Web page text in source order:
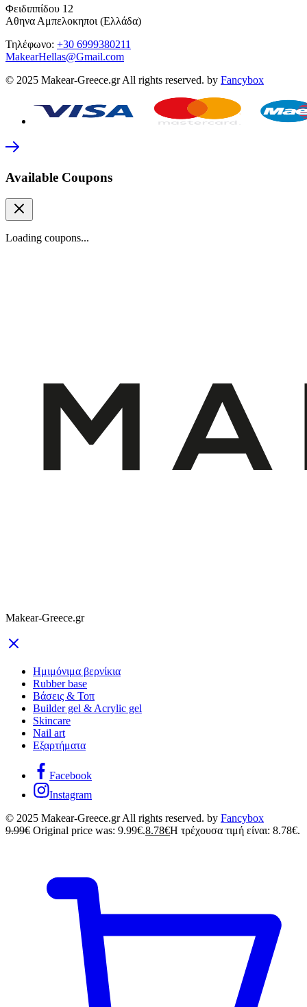
Φειδιππίδου 12
Αθηνα Αμπελοκηποι (Ελλάδα)
Τηλέφωνο: +30 6999380211
MakearHellas@Gmail.com
© 2025 Makear-Greece.gr All rights reserved. by Fancybox
Available Coupons
Loading coupons...
Makear-Greece.gr
Ημιμόνιμα βερνίκια
Rubber base
Βάσεις & Τοπ
Builder gel & Acrylic gel
Skincare
Nail art
Εξαρτήματα
Facebook
Instagram
© 2025 Makear-Greece.gr All rights reserved. by Fancybox
9.99€ Original price was: 9.99€.8.78€Η τρέχουσα τιμή είναι: 8.78€.